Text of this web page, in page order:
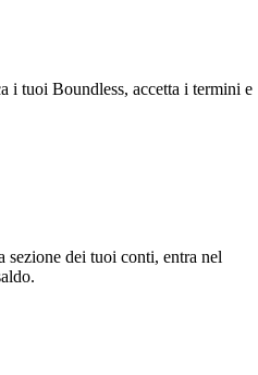
i tuoi Boundless, accetta i termini e
dei tuoi conti, entra nel